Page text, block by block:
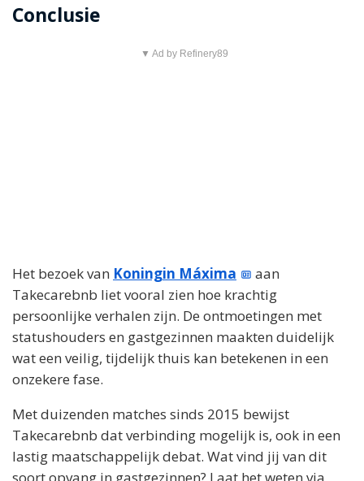
Conclusie
▼ Ad by Refinery89
Het bezoek van Koningin Máxima
aan
Takecarebnb liet vooral zien hoe krachtig
persoonlijke verhalen zijn. De ontmoetingen met
statushouders en gastgezinnen maakten duidelijk
wat een veilig, tijdelijk thuis kan betekenen in een
onzekere fase.
Met duizenden matches sinds 2015 bewijst
Takecarebnb dat verbinding mogelijk is, ook in een
lastig maatschappelijk debat. Wat vind jij van dit
soort opvang in gastgezinnen? Laat het weten via